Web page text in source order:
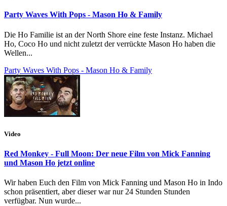
Party Waves With Pops - Mason Ho & Family
Die Ho Familie ist an der North Shore eine feste Instanz. Michael
Ho, Coco Ho und nicht zuletzt der verrückte Mason Ho haben die
Wellen...
Party Waves With Pops - Mason Ho & Family
Video
Red Monkey - Full Moon: Der neue Film von Mick Fanning
und Mason Ho jetzt online
Wir haben Euch den Film von Mick Fanning und Mason Ho in Indo
schon präsentiert, aber dieser war nur 24 Stunden Stunden
verfügbar. Nun wurde...